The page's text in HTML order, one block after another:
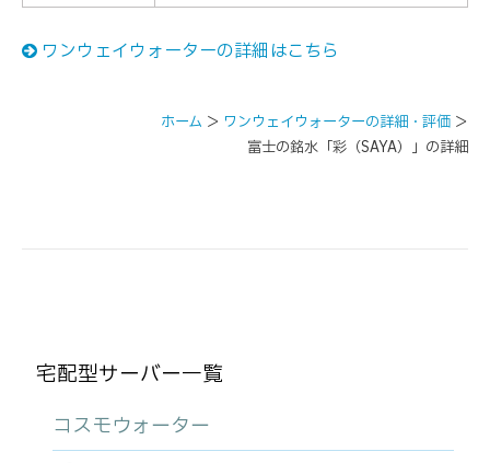
ワンウェイウォーターの詳細はこちら
ホーム ＞ ワンウェイウォーターの詳細・評価 ＞
富士の銘水「彩（SAYA）」の詳細
宅配型サーバー一覧
コスモウォーター